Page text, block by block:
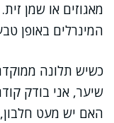
מאגוזים או שמן
המינרלים באופן
כשיש תלונה
שיער, אני בודק
האם יש מעט